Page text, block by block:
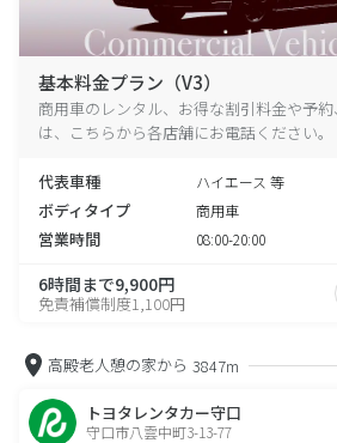
基本料金プラン（V3）
商用車のレンタル、お得な割引料金や予
は、こちらから各店舗にお電話ください。
代表車種 ハイエース 等
ボディタイプ 商用車
営業時間 08:00-20:00
6時間まで9,900円
免責補償制度1,100円
高殿老人憩の家から 3847m
トヨタレンタカー守口
守口市八雲中町3-13-77